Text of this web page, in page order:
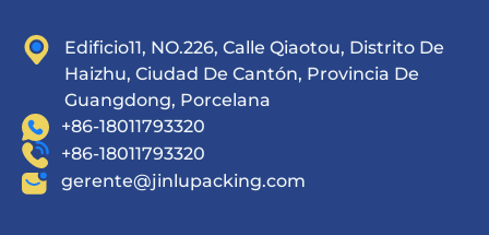
Edificio11, NO.226, Calle Qiaotou, Distrito De
Haizhu, Ciudad De Cantón, Provincia De
Guangdong, Porcelana
+86-18011793320
+86-18011793320
gerente@jinlupacking.com